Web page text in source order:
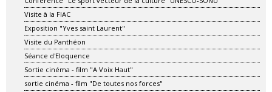
Visite à la FIAC
Exposition "Yves saint Laurent"
Visite du Panthéon
Séance d'Eloquence
Sortie cinéma - film "A Voix Haut"
sortie cinéma - film "De toutes nos forces"